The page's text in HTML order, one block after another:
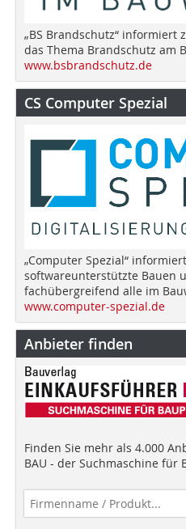
„BS Brandschutz“ informiert
das Thema Brandschutz am
www.bsbrandschutz.de
CS Computer Spezial
„Computer Spezial“
softwareunterstützte Bauen
fachübergreifend alle im
www.computer-spezial.de
Anbieter finden
Finden Sie mehr als 4.000
BAU - der Suchmaschine für